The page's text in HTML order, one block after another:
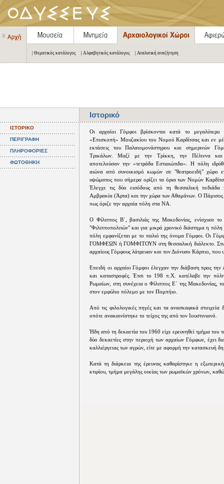
| Θεματικός κατάλογος | Αλφαβητικός κατάλογος | Αναλυτική αναζήτηση
Ιστορικό
ΙΣΤΟΡΙΚΟ
ΠΕΡΙΓΡΑΦΗ
ΠΛΗΡΟΦΟΡΙΕΣ
ΦΩΤΟΘΗΚΗ
Οι αρχαίοι Γόμφοι βρίσκονται κατά το
«Επισκοπή» Μουζακίου του Νομού Καρδίτσας και εν
εκτάσεις του Παλαιομονάστηρου και σημερινών
Τρικάλων. Μαζί με την Τρίκκη, την Πέλιννα
αποτελούσαν την «τετράδα Εστιαιώτιδα». Η πόλη
αιώνα από συνοικισμό κωμών σε "θεατροειδή" χώρο
υψώματος που σήμερα ορίζει τα όρια των Νομών
Έλεγχε τις δύο εισόδους από τη θεσσαλική πεδιάδα
Αμβρακία (Άρτα) και την χώρα των Αθαμάνων. Ο Πάμισος
πως όριζε την αρχαία πόλη στα ΝΑ.
Ο Φίλιππος Β΄, βασιλιάς της Μακεδονίας, ενίσχυσε
"Φιλιπποπολιτών" και για μικρό χρονικό διάστημα η
πόλη εμφανίζεται με το παλιό της όνομα Γόμφοι. Οι
ΓΟΜΦΕΩΝ ή ΓΟΜΦΙΤΟΥΝ στη θεσσαλική διάλεκτο. Στις
αρχαίους Γόμφους λάτρευαν και τον Διόνυσο Κάρπιο, που
Επειδή οι αρχαίοι Γόμφοι έλεγχαν την διάβαση προς
και καταστροφές. Έτσι το 198 π.Χ. κατέλαβε την
Ρωμαίων, στη συνέχεια ο Φίλιππος Ε΄ της
στον εμφύλιο πόλεμο με τον Πομπήιο.
Από τις φιλολογικές πηγές και τα ανασκαφικά
οπότε ανακαινίστηκε το τείχος της από τον Ιουστινιανό.
Ήδη από τη δεκαετία του 1960 είχε ερευνηθεί τμήμα του
δύο δεκαετίες στην περιοχή των αρχαίων Γόμφων, έχει
καλλιέργειας των αγρών, είτε με αφορμή την κατασκευή
Κατά τη διάρκεια της έρευνας καθαρίστηκε η
κτιρίου, τμήμα μεγάλης οικίας των ρωμαϊκών χρόνων,